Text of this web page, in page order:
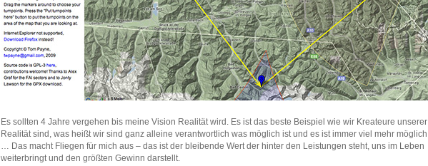
Es sollten 4 Jahre vergehen bis meine Vision Realität wird. Es ist das beste Beispiel wie wir Kreateure unserer
Realität sind, was heißt wir sind ganz alleine verantwortlich was möglich ist und es ist immer viel mehr möglich
… Das macht Fliegen für mich aus – das ist der bleibende Wert der hinter den Leistungen steht, uns im Leben
weiterbringt und den größten Gewinn darstellt.